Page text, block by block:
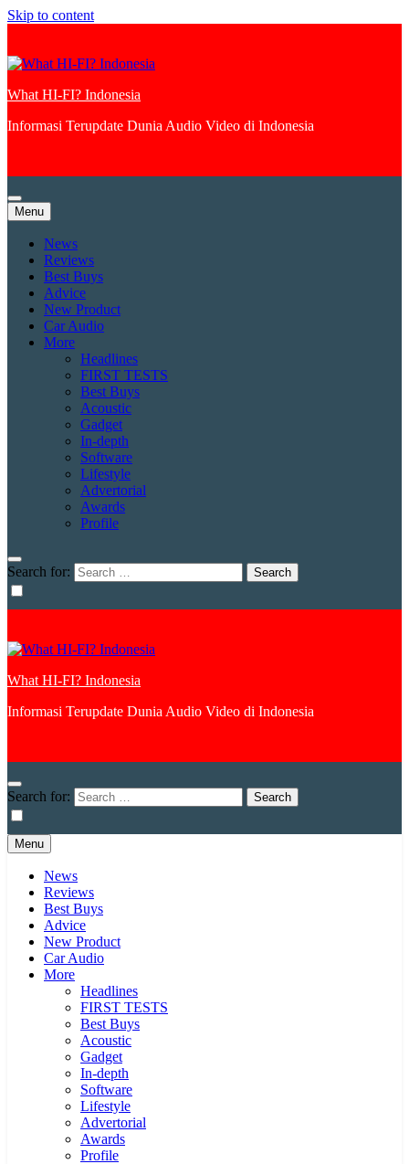
Skip to content
What HI-FI? Indonesia
Informasi Terupdate Dunia Audio Video di Indonesia
Menu
News
Reviews
Best Buys
Advice
New Product
Car Audio
More
Headlines
FIRST TESTS
Best Buys
Acoustic
Gadget
In-depth
Software
Lifestyle
Advertorial
Awards
Profile
Search for:
What HI-FI? Indonesia
Informasi Terupdate Dunia Audio Video di Indonesia
Search for:
Menu
News
Reviews
Best Buys
Advice
New Product
Car Audio
More
Headlines
FIRST TESTS
Best Buys
Acoustic
Gadget
In-depth
Software
Lifestyle
Advertorial
Awards
Profile